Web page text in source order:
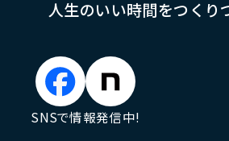
人生のいい時間をつ く り
SNSで情報発信中!